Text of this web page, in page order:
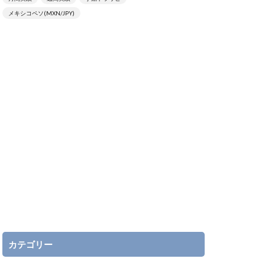
メキシコペソ(MXN/JPY)
カテゴリー